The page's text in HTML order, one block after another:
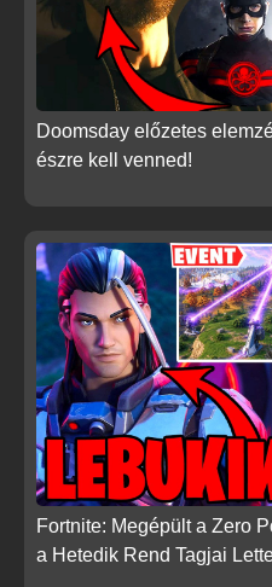
Doomsday előzetes
észre kell venned!
Fortnite: Megépült a Zero
a Hetedik Rend Tagjai